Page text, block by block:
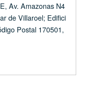
Av. Amazonas N4
de Villaroel; Edifici
Postal 170501,